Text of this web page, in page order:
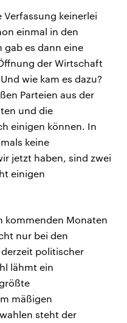
Verfassung keinerlei
einmal in den
gab es dann eine
der Wirtschaft
wie kam es dazu?
Parteien aus der
und die
einigen können. In
keine
jetzt haben, sind zwei
einigen
kommenden Monaten
nur bei den
politischer
lähmt ein
mäßigen
steht der